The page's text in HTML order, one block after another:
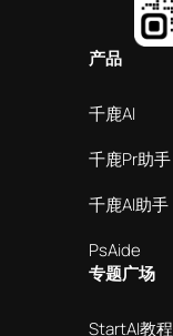
产品
千鹿AI
千鹿Pr助手
千鹿AI助手
PsAide
专题广场
StartAI教程